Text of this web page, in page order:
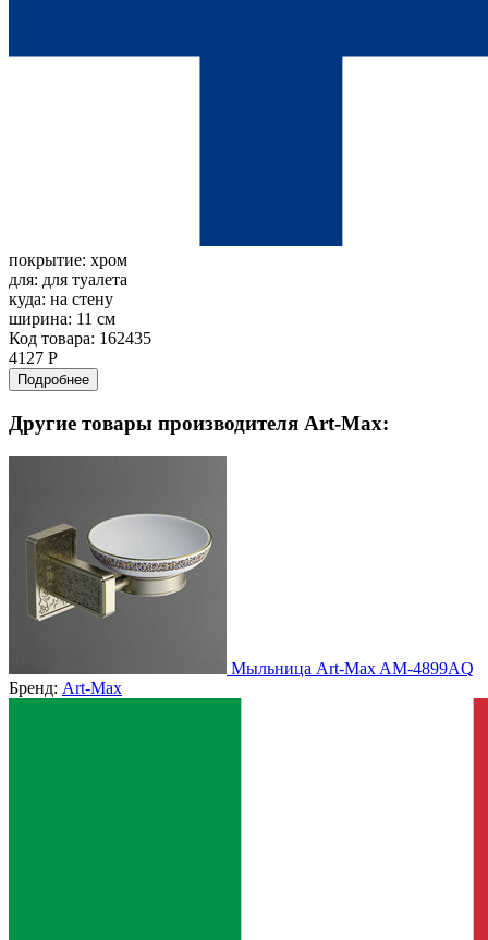
покрытие: хром
для: для туалета
куда: на стену
ширина: 11 см
Код товара: 162435
4127 Р
Подробнее
Другие товары производителя Art-Max:
Мыльница Art-Max AM-4899AQ
Бренд: Art-Max